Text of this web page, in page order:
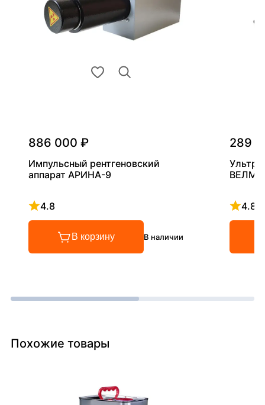
886 000 ₽
Импульсный рентгеновский
аппарат АРИНА-9
4.8
Рейтинг 4.8 из 5
В корзину В наличии
289
4.8
Похожие товары